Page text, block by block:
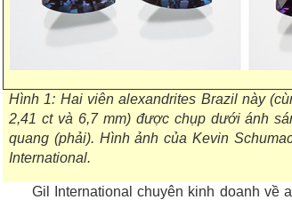
Hình 1: Hai viên alexandrites Brazil này
2,41 ct và 6,7 mm) được chụp dưới ánh
quang (phải). Hình ảnh của Kevin
International.
Gil International chuyên kinh doanh về